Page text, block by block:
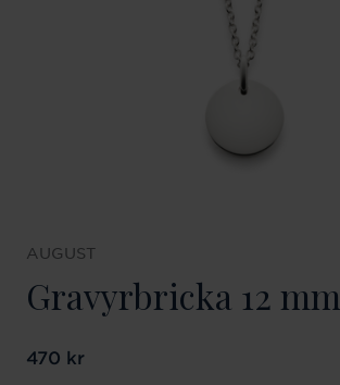
AUGUST
Gravyrbricka 12 mm
Pris :470 kr
470 kr